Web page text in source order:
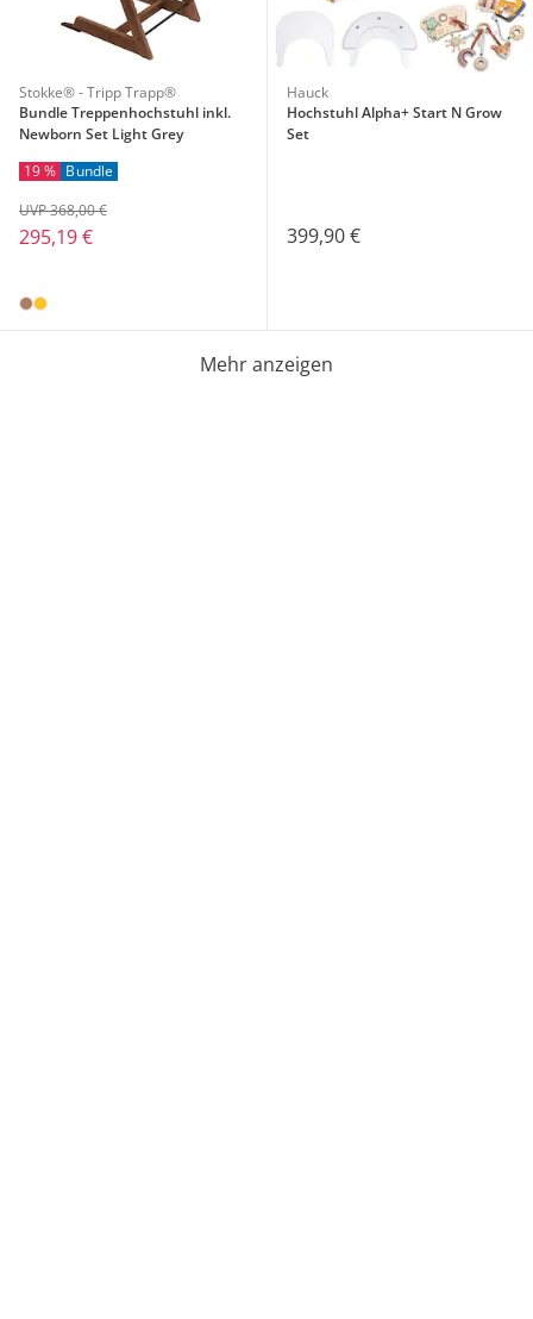
Stokke® - Tripp Trapp®
Bundle Treppenhochstuhl inkl.
Newborn Set Light Grey
19 % Bundle
295,19 €
UVP 368,00 €
Hauck
Hochstuhl Alpha+ Start N Grow
Set
399,90 €
Mehr anzeigen